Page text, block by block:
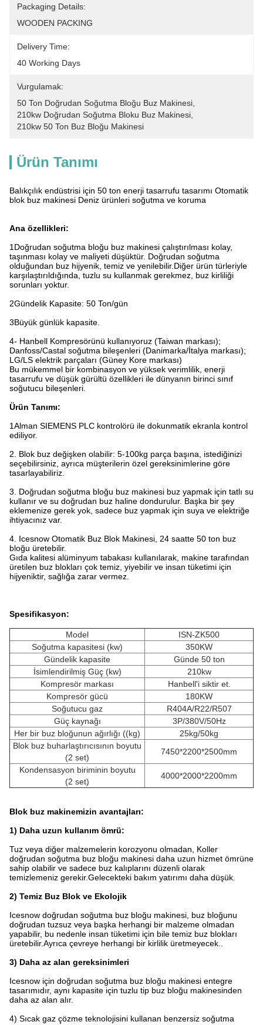
Packaging Details:
WOODEN PACKING
Delivery Time:
40 Working Days
Vurgulamak:
50 Ton Doğrudan Soğutma Bloğu Buz Makinesi
210kw Doğrudan Soğutma Bloku Buz Makinesi
210kw 50 Ton Buz Bloğu Makinesi
Ürün Tanımı
Balıkçılık endüstrisi için 50 ton enerji tasarrufu tasarımı Otomatik
blok buz makinesi Deniz ürünleri soğutma ve koruma
Ana özellikleri:
1Doğrudan soğutma bloğu buz makinesi çalıştırılması kolay,
taşınması kolay ve maliyeti düşüktür. Doğrudan soğutma
olduğundan buz hijyenik, temiz ve yenilebilir.Diğer ürün türleriyle
karşılaştırıldığında, tuzlu su kullanmak gerekmez, buz kirliliği
sorunları yoktur.
2Gündelik Kapasite: 50 Ton/gün
3Büyük günlük kapasite.
4- Hanbell Kompresörünü kullanıyoruz (Taiwan markası);
Danfoss/Castal soğutma bileşenleri (Danimarka/İtalya markası);
LG/LS elektrik parçaları (Güney Kore markası)
Bu mükemmel bir kombinasyon ve yüksek verimlilik, enerji
tasarrufu ve düşük gürültü özellikleri ile dünyanın birinci sınıf
soğutucu bileşenleri.
Ürün Tanımı:
1Alman SIEMENS PLC kontrolörü ile dokunmatik ekranla kontrol
ediliyor.
2. Blok buz değişken olabilir: 5-100kg parça başına, istediğinizi
seçebilirsiniz, ayrıca müşterilerin özel gereksinimlerine göre
tasarlayabiliriz.
3. Doğrudan soğutma bloğu buz makinesi buz yapmak için tatlı su
kullanır ve su doğrudan buz haline dondurulur. Başka bir şey
eklemenize gerek yok, sadece buz yapmak için suya ve elektriğe
ihtiyacınız var.
4. Icesnow Otomatik Buz Blok Makinesi, 24 saatte 50 ton buz
bloğu üretebilir.
Gıda kalitesi alüminyum tabakası kullanılarak, makine tarafından
üretilen buz blokları çok temiz, yiyebilir ve insan tüketimi için
hijyeniktir, sağlığa zarar vermez.
Spesifikasyon:
Model
ISN-ZK500
Soğutma kapasitesi (kw)
350KW
Gündelik kapasite
Günde 50 ton
İsimlendirilmiş Güç (kw)
210kw
Kompresör markası
Hanbell'i siktir et.
Kompresör gücü
180KW
Soğutucu gaz
R404A/R22/R507
Güç kaynağı
3P/380V/50Hz
Her bir buz bloğunun ağırlığı ((kg)
25kg/50kg
Blok buz buharlaştırıcısının boyutu
(2 set)
7450*2200*2500mm
Kondensasyon biriminin boyutu
(2 set)
4000*2000*2200mm
Blok buz makinemizin avantajları:
1) Daha uzun kullanım ömrü:
Tuz veya diğer malzemelerin korozyonu olmadan, Koller
doğrudan soğutma buz bloğu makinesi daha uzun hizmet ömrüne
sahip olabilir ve sadece buz kalıplarını düzenli olarak
temizlemeniz gerekir.Gelecekteki bakım yatırımı daha düşük.
2) Temiz Buz Blok ve Ekolojik
Icesnow doğrudan soğutma buz bloğu makinesi, buz bloğunu
doğrudan tuzsuz veya başka herhangi bir malzeme olmadan
yapabilir, bu nedenle insan tüketimi için bile temiz buz blokları
üretebilir.Ayrıca çevreye herhangi bir kirlilik üretmeyecek..
3) Daha az alan gereksinimleri
Icesnow için doğrudan soğutma buz bloğu makinesi entegre
tasarımıdır, aynı kapasite için tuzlu tip buz bloğu makinesinden
daha az alan alır.
4) Sıcak gaz çözme teknolojisini kullanan benzersiz soğutma